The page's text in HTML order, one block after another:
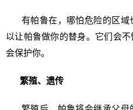
有帕鲁在，哪怕危险的区域
以让帕鲁做你的替身。它们会
会保护你。
繁殖、遗传